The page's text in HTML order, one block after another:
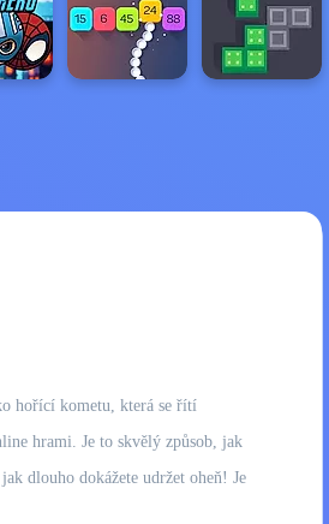
hořící kometu, která se řítí
hrami. Je to skvělý způsob, jak
dlouho dokážete udržet oheň! Je